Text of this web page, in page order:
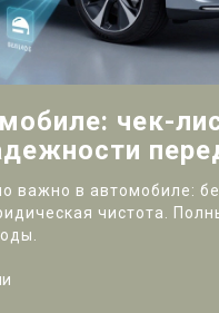
чек-
важно в автомобиле:
чистота.